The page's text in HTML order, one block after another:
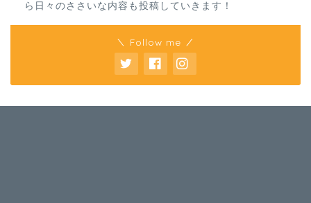
ら日々のささいな内容も投稿していきます！
＼ Follow me ／